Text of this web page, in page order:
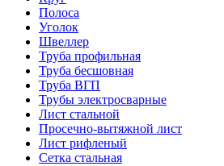
Полоса
Уголок
Швеллер
Труба профильная
Труба бесшовная
Труба ВГП
Трубы электросварные
Лист стальной
Просечно-вытяжной лист
Лист рифленый
Сетка стальная